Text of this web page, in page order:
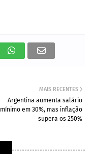
MAIS RECENTES
Argentina aumenta salário
mínimo em 30%, mas inflação
supera os 250%